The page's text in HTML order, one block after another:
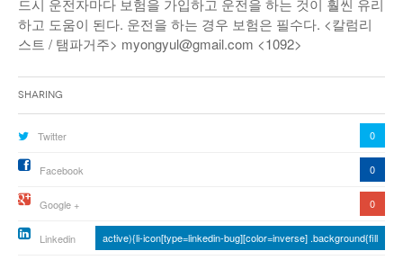
드시 운전자마다 보험을 가입하고 운전을 하는 것이 훨씬 유리
하고 도움이 된다. 운전을 하는 경우 보험은 필수다. <칼럼리
스트 / 탬파거주> myongyul@gmail.com <1092>
Sharing
Twitter 0
Facebook 0
Google + 0
Linkedin active){li-icon[type=linkedin-bug][color=inverse] .background{fill